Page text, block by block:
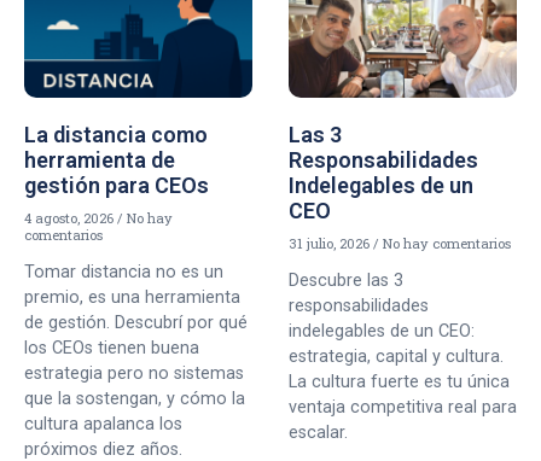
La distancia como
herramienta de
gestión para CEOs
4 agosto, 2026
No hay
comentarios
Tomar distancia no es un
premio, es una herramienta
de gestión. Descubrí por qué
los CEOs tienen buena
estrategia pero no sistemas
que la sostengan, y cómo la
cultura apalanca los
próximos diez años.
Las 3
Responsabilidades
Indelegables de un
CEO
31 julio, 2026 No hay comentarios
Descubre las 3
responsabilidades
indelegables de un CEO:
estrategia, capital y cultura.
La cultura fuerte es tu única
ventaja competitiva real para
escalar.